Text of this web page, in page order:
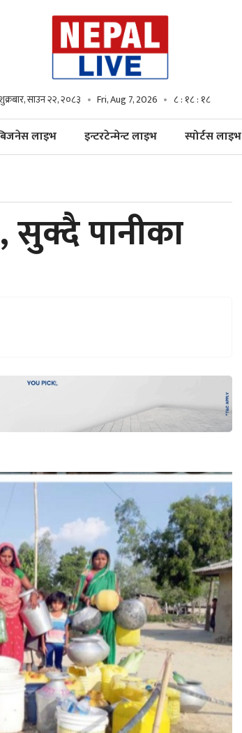
साउन २२, २०८३ Fri, Aug 7, 2026 ८ : १८ : २०
लाइभ इन्टरटेन्मेन्ट लाइभ स्पोर्टस लाइभ
सुक्दै पानीका